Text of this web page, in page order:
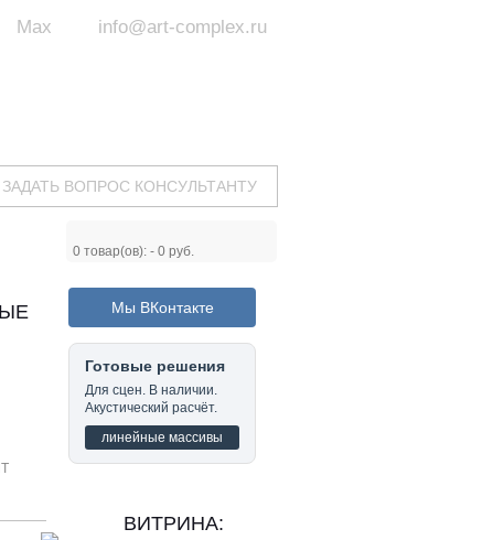
info@art-complex.ru
Max
ЗАДАТЬ ВОПРОС КОНСУЛЬТАНТУ
0 товар(ов): - 0 руб.
Мы ВКонтакте
Готовые решения
Для сцен. В наличии.
Акустический расчёт.
линейные массивы
ВИТРИНА: